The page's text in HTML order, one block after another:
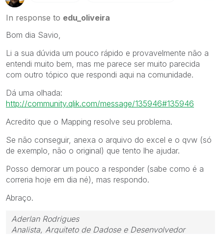
In response to edu_oliveira
Bom dia Savio,
Li a sua dúvida um pouco rápido e provavelmente não a
entendi muito bem, mas me parece ser muito parecida
com outro tópico que respondi aqui na comunidade.
Dá uma olhada:
http://community.qlik.com/message/135946#135946
Acredito que o Mapping resolve seu problema.
Se não conseguir, anexa o arquivo do excel e o qvw (só
de exemplo, não o original) que tento lhe ajudar.
Posso demorar um pouco a responder (sabe como é a
correria hoje em dia né), mas respondo.
Abraço.
Aderlan Rodrigues
Analista, Arquiteto de Dadose e Desenvolvedor